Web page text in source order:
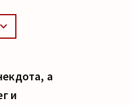
а
и